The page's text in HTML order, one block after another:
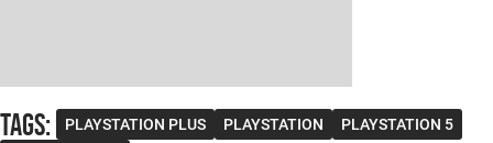
Tags: PLAYSTATION PLUS PLAYSTATION
PLAYSTATION 5